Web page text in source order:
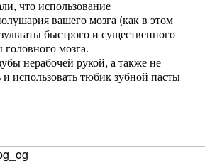
что использование
вашего мозга (как в этом
быстрого и существенного
мозга.
нерабочей рукой, а также не
использовать тюбик зубной пасты